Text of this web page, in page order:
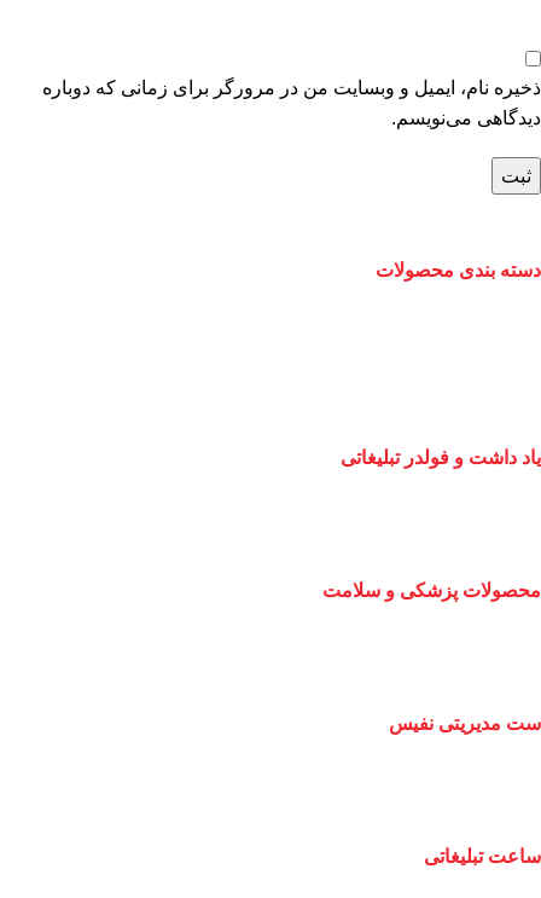
ذخیره نام، ایمیل و وبسایت من در مرورگر برای زمانی که دوباره
دیدگاهی می‌نویسم.
دسته بندی محصولات
یاد داشت و فولدر تبلیغاتی
محصولات پزشکی و سلامت
ست مدیریتی نفیس
ساعت تبلیغاتی